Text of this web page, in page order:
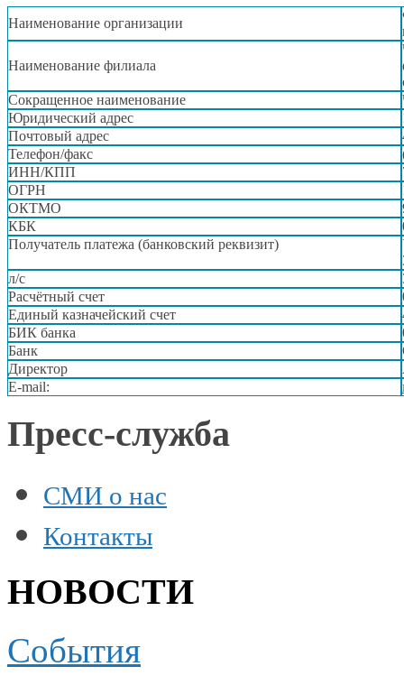
Наименование организации
Наименование филиала
Сокращенное наименование
Юридический адрес
Почтовый адрес
Телефон/факс
ИНН/КПП
ОГРН
ОКТМО
КБК
Получатель платежа (банковский реквизит)
л/с
Расчётный счет
Единый казначейский счет
БИК банка
Банк
Директор
E-mail:
Пресс-служба
СМИ о нас
Контакты
НОВОСТИ
События